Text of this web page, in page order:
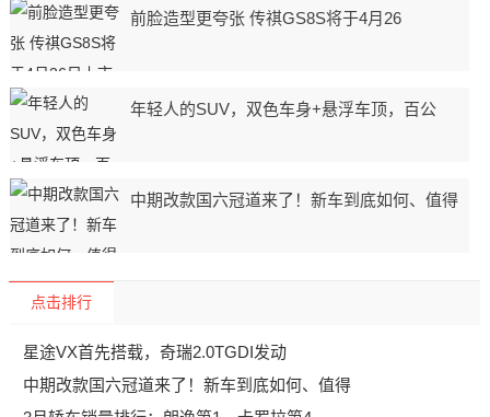
前脸造型更夸张 传祺GS8S将于4月26
年轻人的SUV，双色车身+悬浮车顶，百公
中期改款国六冠道来了！新车到底如何、值得
点击排行
星途VX首先搭载，奇瑞2.0TGDI发动
中期改款国六冠道来了！新车到底如何、值得